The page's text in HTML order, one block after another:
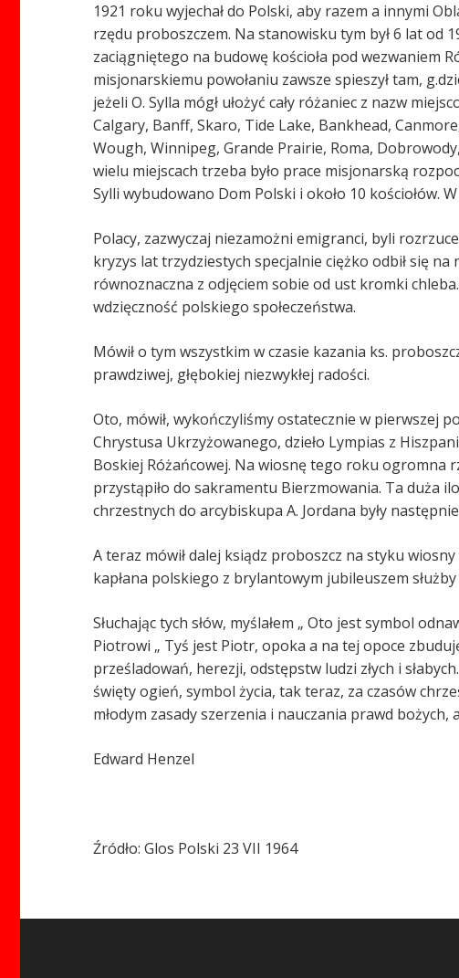
1921 roku wyjechał do Polski, aby razem a innymi
rzędu proboszczem. Na stanowisku tym był 6 lat od
zaciągniętego na budowę kościoła pod wezwaniem
misjonarskiemu powołaniu zawsze spieszył tam,
jeżeli O. Sylla mógł ułożyć cały różaniec z nazw
Calgary, Banff, Skaro, Tide Lake, Bankhead,
Wough, Winnipeg, Grande Prairie, Roma,
wielu miejscach trzeba było prace misjonarską
Sylli wybudowano Dom Polski i około 10 kościołów.
Polacy, zazwyczaj niezamożni emigranci, byli
kryzys lat trzydziestych specjalnie ciężko odbił się
równoznaczna z odjęciem sobie od ust kromki
wdzięczność polskiego społeczeństwa.
Mówił o tym wszystkim w czasie kazania ks.
prawdziwej, głębokiej niezwykłej radości.
Oto, mówił, wykończyliśmy ostatecznie w pierwszej
Chrystusa Ukrzyżowanego, dzieło Lympias z
Boskiej Różańcowej. Na wiosnę tego roku ogromna
przystąpiło do sakramentu Bierzmowania. Ta duża
chrzestnych do arcybiskupa A. Jordana były
A teraz mówił dalej ksiądz proboszcz na styku
kapłana polskiego z brylantowym jubileuszem
Słuchając tych słów, myślałem „ Oto jest symbol
Piotrowi „ Tyś jest Piotr, opoka a na tej opoce
prześladowań, herezji, odstępstw ludzi złych i
święty ogień, symbol życia, tak teraz, za czasów
młodym zasady szerzenia i nauczania prawd bożych,
Edward Henzel
Źródło: Glos Polski 23 VII 1964